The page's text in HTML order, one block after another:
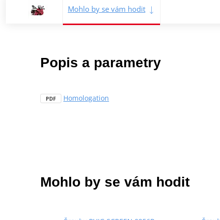
Mohlo by se vám hodit
Popis a parametry
PDF Homologation
Mohlo by se vám hodit